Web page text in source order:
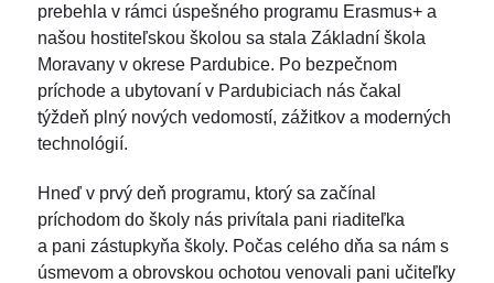
prebehla v rámci úspešného programu Erasmus+ a
našou hostiteľskou školou sa stala Základní škola
Moravany v okrese Pardubice. Po bezpečnom
príchode a ubytovaní v Pardubiciach nás čakal
týždeň plný nových vedomostí, zážitkov a moderných
technológií.
Hneď v prvý deň programu, ktorý sa začínal
príchodom do školy nás privítala pani riaditeľka
a pani zástupkyňa školy. Počas celého dňa sa nám s
úsmevom a obrovskou ochotou venovali pani učiteľky